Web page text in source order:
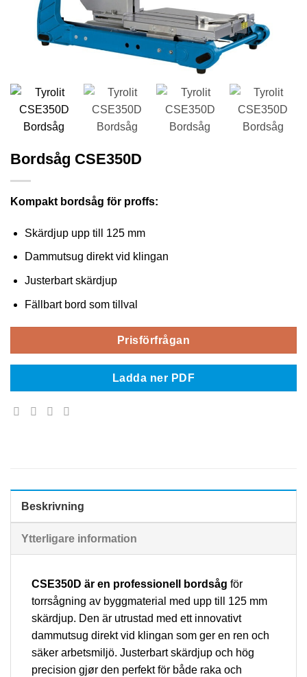
Bordsåg CSE350D
Kompakt bordsåg för proffs:
Skärdjup upp till 125 mm
Dammutsug direkt vid klingan
Justerbart skärdjup
Fällbart bord som tillval
Prisförfrågan
Ladda ner PDF
Beskrivning
Ytterligare information
CSE350D är en professionell bordsåg för
torrsågning av byggmaterial med upp till 125 mm
skärdjup. Den är utrustad med ett innovativt
dammutsug direkt vid klingan som ger en ren och
säker arbetsmiljö. Justerbart skärdjup och hög
precision gjør den perfekt för både raka och